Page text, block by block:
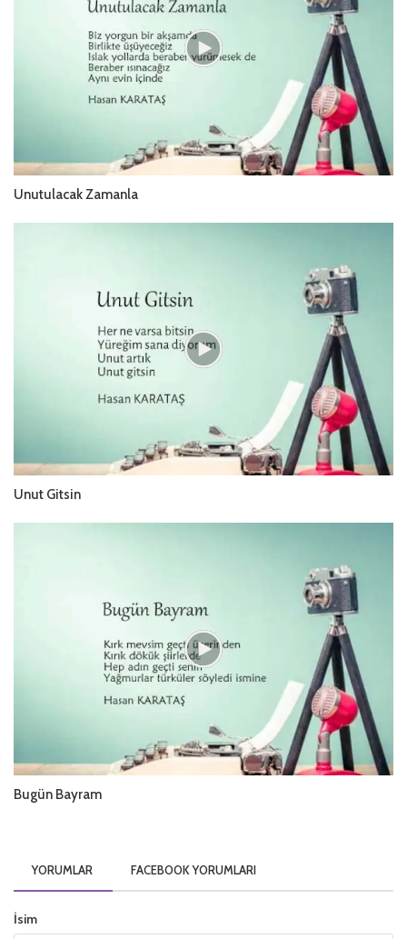
Unutulacak Zamanla
Unut Gitsin
Bugün Bayram
YORUMLAR FACEBOOK YORUMLARI
İsim